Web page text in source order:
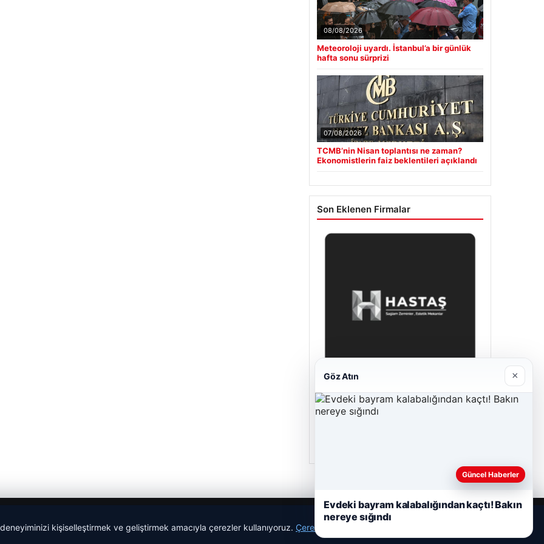
08/08/2026
Meteoroloji uyardı. İstanbul’a bir günlük
hafta sonu sürprizi
07/08/2026
TCMB’nin Nisan toplantısı ne zaman?
Ekonomistlerin faiz beklentileri açıklandı
Son Eklenen Firmalar
Hastaş Beton
26/05/2026
kişiselleştirmek ve geliştirmek amacıyla çerezler kullanıyoruz. Çerez Politikamız
Göz Atın ×
Güncel Haberler
Evdeki bayram kalabalığından kaçtı! Bakın
nereye sığındı